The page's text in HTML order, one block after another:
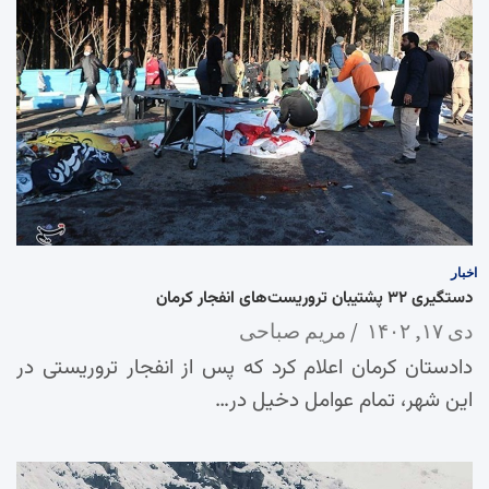
اخبار
دستگیری ۳۲ پشتیبان تروریست‌های انفجار ‌کرمان
دی ۱۷, ۱۴۰۲ مریم صباحی
دادستان کرمان اعلام کرد که پس از انفجار تروریستی در
این شهر، تمام عوامل دخیل در…